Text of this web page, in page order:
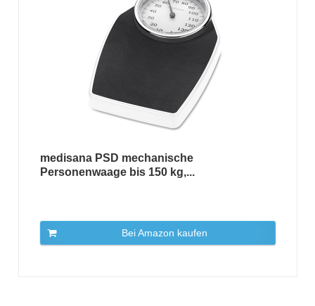
medisana PSD mechanische
Personenwaage bis 150 kg,...
Bei Amazon kaufen